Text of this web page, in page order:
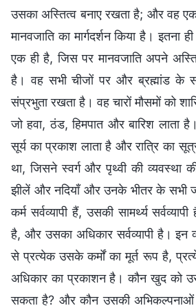
उसका अस्तित्व बनाए रखता है; और वह
मानवजाति का मार्गदर्शन किया है।
एक ही है, जिस पर मानवजाति अपने
है। वह सभी चीजों पर और ब्रह्मांड के
संप्रभुता रखता है। वह चारों मौसमों को
जो हवा, ठंड, हिमपात और बारिश लाता
सूर्य का प्रकाश लाता है और रात्रि का
था, जिसने स्वर्ग और पृथ्वी की व्यवस्था
झीलें और नदियाँ और उनके भीतर के सभी
कर्म सर्वव्यापी हैं, उसकी सामर्थ्य सर्वव्यापी
है, और उसका अधिकार सर्वव्यापी है। इन
से प्रत्येक उसके कर्मों का मूर्त रूप है,
अधिकार का प्रकाशन है। कौन खुद को
सकता है? और कौन उसकी